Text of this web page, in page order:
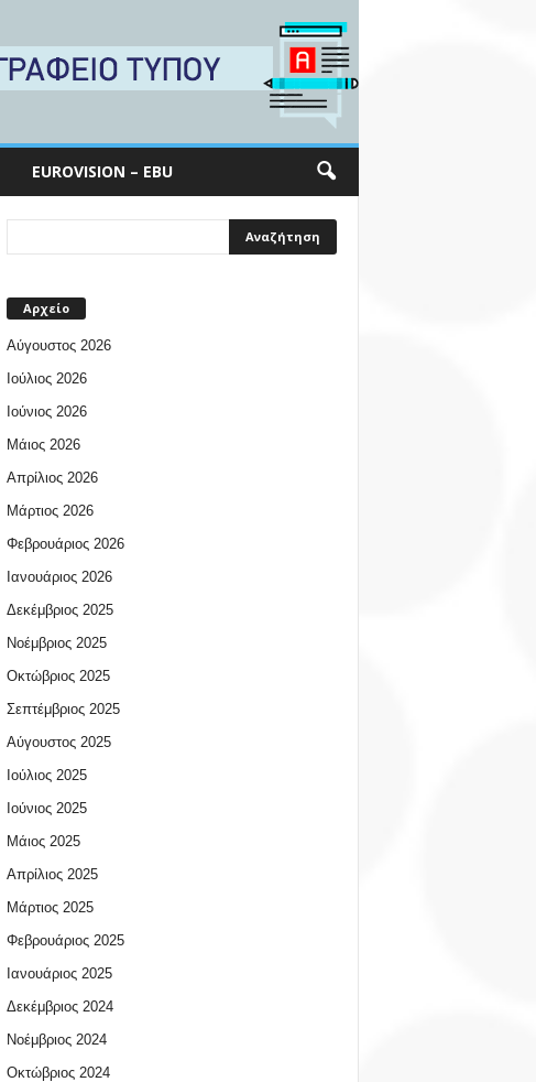
EUROVISION – EBU
Αρχείο
Αύγουστος 2026
Ιούλιος 2026
Ιούνιος 2026
Μάιος 2026
Απρίλιος 2026
Μάρτιος 2026
Φεβρουάριος 2026
Ιανουάριος 2026
Δεκέμβριος 2025
Νοέμβριος 2025
Οκτώβριος 2025
Σεπτέμβριος 2025
Αύγουστος 2025
Ιούλιος 2025
Ιούνιος 2025
Μάιος 2025
Απρίλιος 2025
Μάρτιος 2025
Φεβρουάριος 2025
Ιανουάριος 2025
Δεκέμβριος 2024
Νοέμβριος 2024
Οκτώβριος 2024